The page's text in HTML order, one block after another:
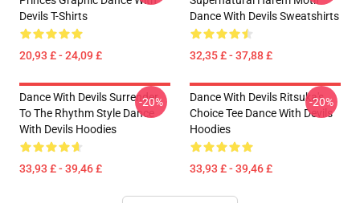
Devils T-Shirts
20,93 £ - 24,09 £
Dance With Devils Sweatshirts
32,35 £ - 37,88 £
Dance With Devils Surrender
To The Rhythm Style Dance
With Devils Hoodies
33,93 £ - 39,46 £
-20%
Dance With Devils Ritsuka's
Choice Tee Dance With Devils
Hoodies
33,93 £ - 39,46 £
-20%